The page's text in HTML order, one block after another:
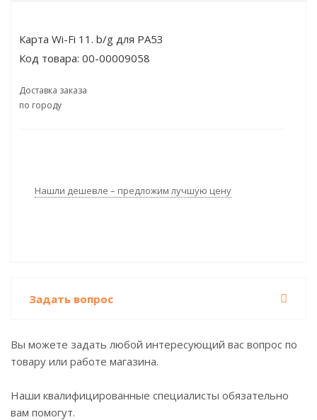
Карта Wi-Fi 11. b/g для РА53
Код товара: 00-00009058
Доставка заказа
по городу
Нашли дешевле – предложим лучшую цену
Задать вопрос
Вы можете задать любой интересующий вас вопрос по
товару или работе магазина.
Наши квалифицированные специалисты обязательно
вам помогут.